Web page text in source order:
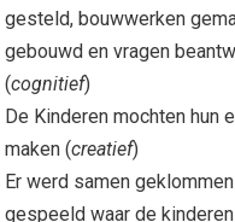
gesteld, bouwwerken
gebouwd en vragen
(cognitief)
De Kinderen mochten hun
maken (creatief)
Er werd samen
gespeeld waar de